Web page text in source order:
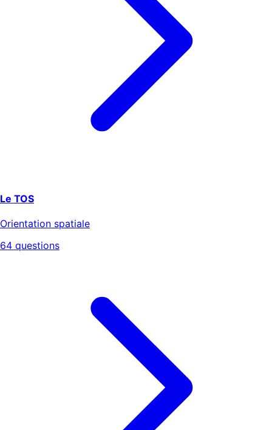
Le TOS
Orientation spatiale
64 questions